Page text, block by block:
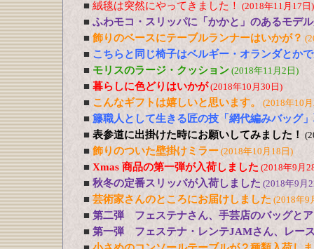
■ 絨毯は突然にやってきました！ (2018年11月17日)
■ ふわモコ・スリッパに「かかと」のあるモデ
■ 飾りのベースにテーブルランナーはいかが？
■ こちらと同じ椅子はベルギー・オランダとか
■ モリスのラージ・クッション (2018年11月2日)
■ 暮らしに色どりはいかが(2018年10月30日)
■ こんなギフトは嬉しいと思います。 (2018年10
■ 籐職人として生きる匠の技「網代編みバッグ
■ 表参道に出掛けた時にお願いしてみました！
■ 飾りのついた壁掛けミラー (2018年10月18日)
■ Xmas 商品の第一弾が入荷しました (2018年9月
■ 秋冬の定番スリッパが入荷しました (2018年9月
■ 芸術家さんのところにお届けしました (2018年9
■ 第二弾 フェステナさん、手芸店のバッグと
■ 第一弾 フェステナ・レンテJAMさん、レー